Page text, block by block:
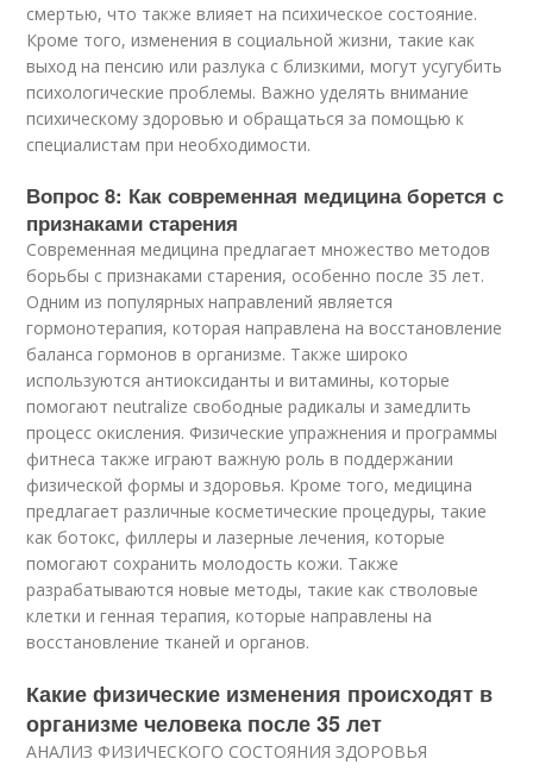
смертью, что также влияет на психическое состояние.
Кроме того, изменения в социальной жизни, такие как
выход на пенсию или разлука с близкими, могут усугубить
психологические проблемы. Важно уделять внимание
психическому здоровью и обращаться за помощью к
специалистам при необходимости.
Вопрос 8: Как современная медицина борется с
признаками старения
Современная медицина предлагает множество методов
борьбы с признаками старения, особенно после 35 лет.
Одним из популярных направлений является
гормонотерапия, которая направлена на восстановление
баланса гормонов в организме. Также широко
используются антиоксиданты и витамины, которые
помогают neutralize свободные радикалы и замедлить
процесс окисления. Физические упражнения и программы
фитнеса также играют важную роль в поддержании
физической формы и здоровья. Кроме того, медицина
предлагает различные косметические процедуры, такие
как ботокс, филлеры и лазерные лечения, которые
помогают сохранить молодость кожи. Также
разрабатываются новые методы, такие как стволовые
клетки и генная терапия, которые направлены на
восстановление тканей и органов.
Какие физические изменения происходят в
организме человека после 35 лет
АНАЛИЗ ФИЗИЧЕСКОГО СОСТОЯНИЯ ЗДОРОВЬЯ